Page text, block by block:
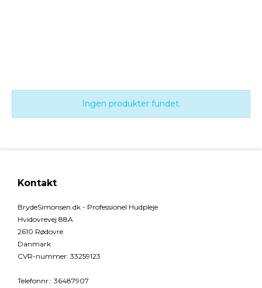
Ingen produkter fundet.
Kontakt
BrydeSimonsen.dk - Professionel Hudpleje
Hvidovrevej 88A
2610 Rødovre
Danmark
CVR-nummer: 33259123
Telefonnr. : 36487907